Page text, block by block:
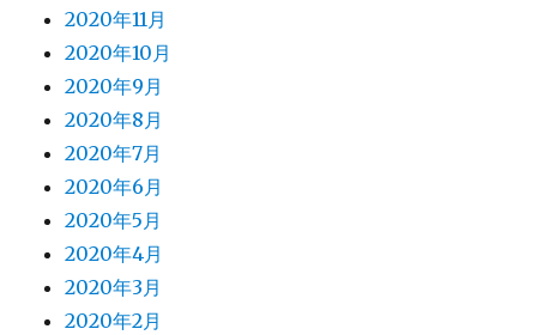
2020年11月
2020年10月
2020年9月
2020年8月
2020年7月
2020年6月
2020年5月
2020年4月
2020年3月
2020年2月